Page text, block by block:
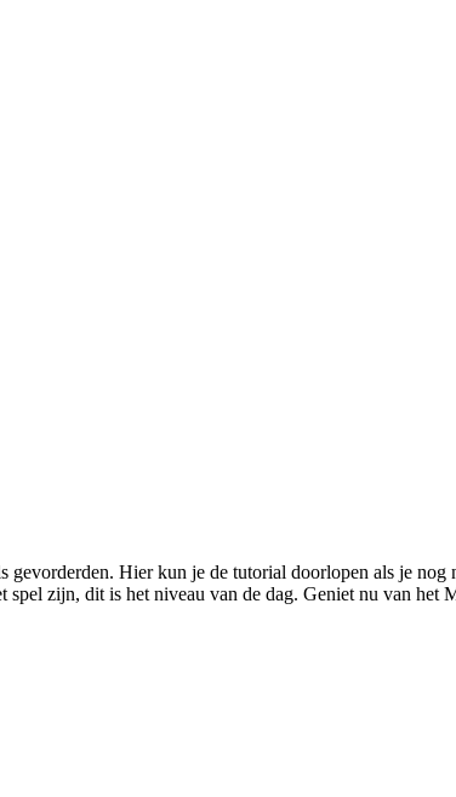
Hier kun je de tutorial doorlopen als je
zijn, dit is het niveau van de dag. Geniet nu van het